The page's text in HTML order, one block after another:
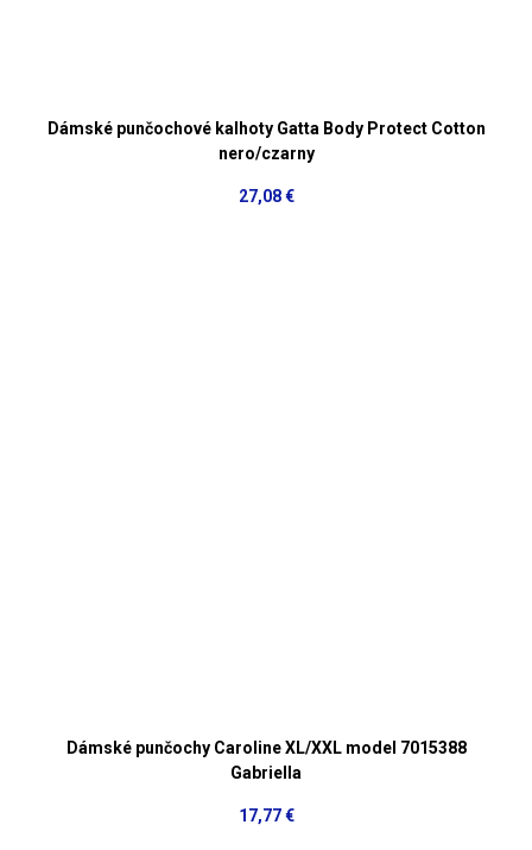
Dámské punčochové kalhoty Gatta Body Protect Cotton
nero/czarny
27,08 €
Dámské punčochy Caroline XL/XXL model 7015388
Gabriella
17,77 €